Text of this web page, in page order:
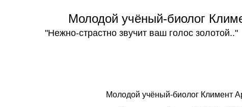
Молодой учёный-биолог
"Нежно-страстно звучит ваш голос золотой.."
Молодой учёный-биолог Климент